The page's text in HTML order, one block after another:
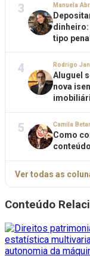
3 Manuela
tipo penal
4 Rodrigo
Aluguel
nova
5 Camila
Como
conteúdo
Ver todas as
Conteúdo